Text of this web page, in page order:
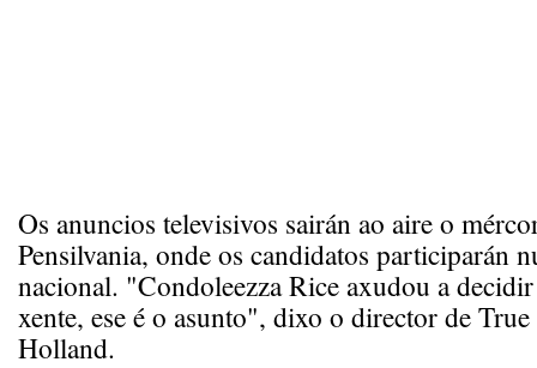
Os anuncios televisivos sairán ao aire o
Pensilvania, onde os candidatos participarán
nacional. "Condoleezza Rice axudou a
xente, ese é o asunto", dixo o director de
Holland.